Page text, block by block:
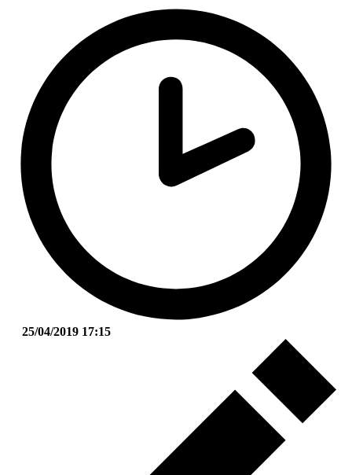
25/04/2019 17:15